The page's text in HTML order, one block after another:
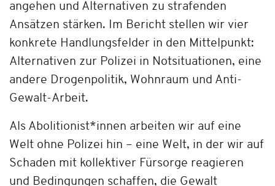
angehen und Alternativen zu strafenden
Ansätzen stärken. Im Bericht stellen wir vier
konkrete Handlungsfelder in den Mittelpunkt:
Alternativen zur Polizei in Notsituationen, eine
andere Drogenpolitik, Wohnraum und Anti-
Gewalt-Arbeit.
Als Abolitionist*innen arbeiten wir auf eine
Welt ohne Polizei hin – eine Welt, in der wir auf
Schaden mit kollektiver Fürsorge reagieren
und Bedingungen schaffen, die Gewalt